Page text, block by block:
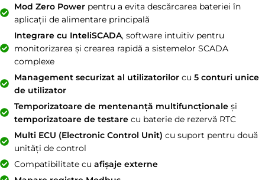
Mod Zero Powerpentru a evita descărcarea bateriei în
aplicații de alimentare principală
Integrare cu InteliSCADA, software intuitiv pentru
monitorizarea și crearea rapidă a sistemelor SCADA
complexe
Management securizat al utilizatorilorcu 5 conturi unice
de utilizator
Temporizatoare de mentenanță multifuncționaleși
temporizatoare de testarecu baterie de rezervă RTC
Multi ECU (Electronic Control Unit) cu suport pentru două
unități de control
Compatibilitate cu afișaje externe